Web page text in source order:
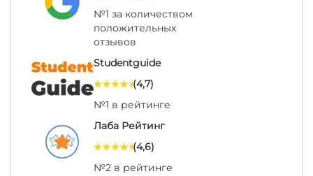
№1 за количеством
положительных
отзывов
Studentguide
(4,7)
№1 в рейтинге
Лаба Рейтинг
(4,6)
№2 в рейтинге